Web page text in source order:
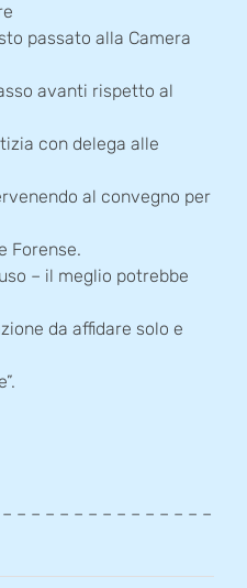
passato alla Camera
avanti rispetto al
con delega alle
al convegno per
Forense.
– il meglio potrebbe
da affidare solo e
– – – – – – – – – – – – – –